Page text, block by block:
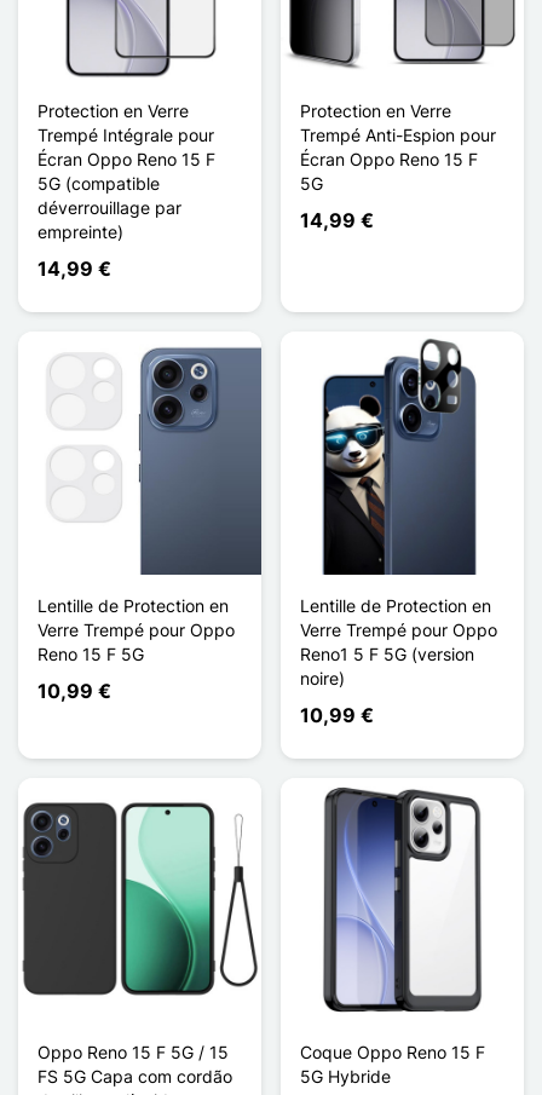
Protection en Verre
Trempé Intégrale pour
Écran Oppo Reno 15 F
5G (compatible
déverrouillage par
empreinte)
14,99 €
Protection en Verre
Trempé Anti-Espion pour
Écran Oppo Reno 15 F
5G
14,99 €
Lentille de Protection en
Verre Trempé pour Oppo
Reno 15 F 5G
10,99 €
Lentille de Protection en
Verre Trempé pour Oppo
Reno1 5 F 5G (version
noire)
10,99 €
Oppo Reno 15 F 5G / 15
FS 5G Capa com cordão
Coque Oppo Reno 15 F
5G Hybride